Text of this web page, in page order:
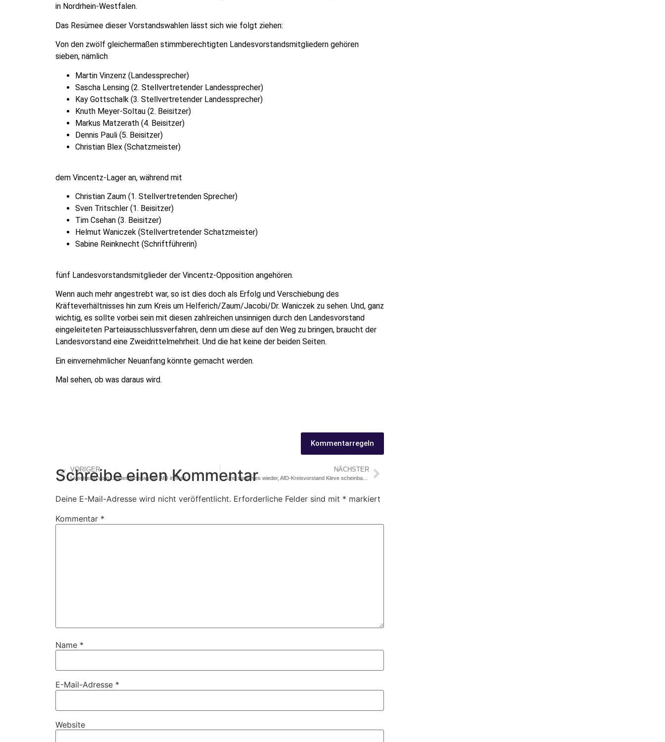
in Nordrhein-Westfalen.
Das Resümee dieser Vorstandswahlen lässt sich wie folgt ziehen:
Von den zwölf gleichermaßen stimmberechtigten Landesvorstandsmitgliedern gehören
sieben, nämlich
Martin Vinzenz (Landessprecher)
Sascha Lensing (2. Stellvertretender Landessprecher)
Kay Gottschalk (3. Stellvertretender Landessprecher)
Knuth Meyer-Soltau (2. Beisitzer)
Markus Matzerath (4. Beisitzer)
Dennis Pauli (5. Beisitzer)
Christian Blex (Schatzmeister)
dem Vincentz-Lager an, während mit
Christian Zaum (1. Stellvertretenden Sprecher)
Sven Tritschler (1. Beisitzer)
Tim Csehan (3. Beisitzer)
Helmut Waniczek (Stellvertretender Schatzmeister)
Sabine Reinknecht (Schriftführerin)
fünf Landesvorstandsmitglieder der Vincentz-Opposition angehören.
Wenn auch mehr angestrebt war, so ist dies doch als Erfolg und Verschiebung des
Kräfteverhältnisses hin zum Kreis um Helferich/Zaum/Jacobi/Dr. Waniczek zu sehen. Und, ganz
wichtig, es sollte vorbei sein mit diesen zahlreichen unsinnigen durch den Landesvorstand
eingeleiteten Parteiausschlussverfahren, denn um diese auf den Weg zu bringen, braucht der
Landesvorstand eine Zweidrittelmehrheit. Und die hat keine der beiden Seiten.
Ein einvernehmlicher Neuanfang könnte gemacht werden.
Mal sehen, ob was daraus wird.
Kommentarregeln
VORIGER
Livestream vom Landesparteitag der AfD in Marl
NÄCHSTER
… und sie tun es wieder, AfD-Kreisvorstand Kleve scheinbar lernresistent:
Schreibe einen Kommentar
Deine E-Mail-Adresse wird nicht veröffentlicht. Erforderliche Felder sind mit * markiert
Kommentar *
Name *
E-Mail-Adresse *
Website